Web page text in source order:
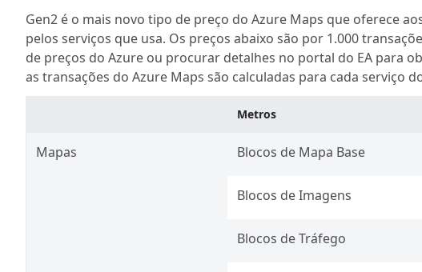
Gen2 é o mais novo tipo de preço do Azure Maps que oferece
pelos serviços que usa. Os preços abaixo são por 1.000
de preços do Azure ou procurar detalhes no portal do EA para
as transações do Azure Maps são calculadas para cada serviço
Metros
Mapas Blocos de Mapa Base
Blocos de Imagens
Blocos de Tráfego​